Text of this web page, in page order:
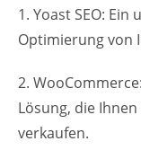
1. Yoast SEO: Ein
Optimierung von
2.
Lösung, die
verkaufen.